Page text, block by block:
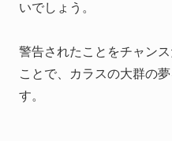
いでしょう。
警告されたことをチャン
ことで、カラスの大群の
す。